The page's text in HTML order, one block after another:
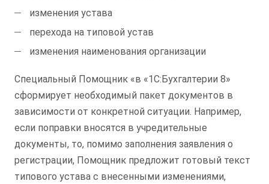
изменения устава
перехода на типовой устав
изменения наименования организации
Специальный Помощник «в «1С:Бухгалтерии 8»
сформирует необходимый пакет документов в
зависимости от конкретной ситуации. Например,
если поправки вносятся в учредительные
документы, то, помимо заполнения заявления о
регистрации, Помощник предложит готовый текст
типового устава с внесенными изменениями,